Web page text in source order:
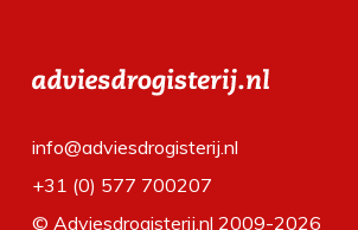
info@adviesdrogisterij.nl
+31 (0) 577 700207
© Adviesdrogisterij.nl 2009-2026